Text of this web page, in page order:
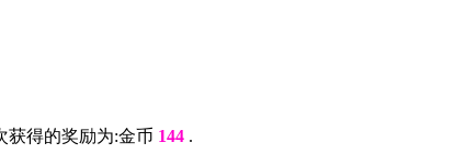
获得的奖励为:金币 144 .